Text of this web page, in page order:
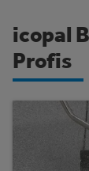
icopal
Profis